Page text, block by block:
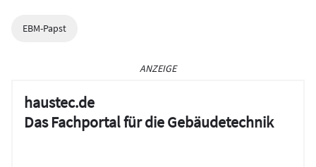
EBM-Papst
ANZEIGE
haustec.de
Das Fachportal für die Gebäudetechnik